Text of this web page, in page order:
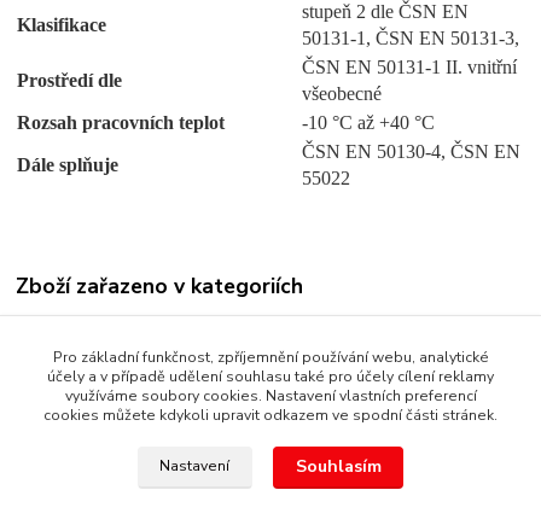
Klasifikace
stupeň 2 dle ČSN EN
50131-1, ČSN EN 50131-3,
Prostředí dle
ČSN EN 50131-1 II. vnitřní
všeobecné
Rozsah pracovních teplot
-10 °C až +40 °C
Dále splňuje
ČSN EN 50130-4, ČSN EN
55022
Zboží zařazeno v kategoriích
JABLOTRON 100
Copyright © 1987 - 2022 autoalarmyhk.cz Jiří Cvrček, Autoalarm
Pro základní funkčnost, zpříjemnění používání webu, analytické
účely a v případě udělení souhlasu také pro účely cílení reklamy
využíváme soubory cookies. Nastavení vlastních preferencí
cookies můžete kdykoli upravit odkazem ve spodní části stránek.
Nastavení Souhlasím